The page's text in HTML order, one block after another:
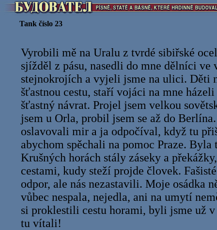
Tank číslo 23
Vyrobili mě na Uralu z tvrdé sibiřské
sjížděl z pásu, nasedli do mne dělníci ve
stejnokrojích a vyjeli jsme na ulici. Děti
šťastnou cestu, staří vojáci na mne
šťastný návrat. Projel jsem velkou
jsem u Orla, probil jsem se až do
oslavovali mir a ja odpočíval, když tu
abychom spěchali na pomoc Praze. Byla
Krušných horách stály záseky a
cestami, kudy steží projde človek.
odpor, ale nás nezastavili. Moje osádka
vůbec nespala, nejedla, ani na umytí
si proklestili cestu horami, byli jsme už v
tu vítali!